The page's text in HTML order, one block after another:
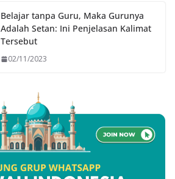
Belajar tanpa Guru, Maka Gurunya
Adalah Setan: Ini Penjelasan Kalimat
Tersebut
02/11/2023